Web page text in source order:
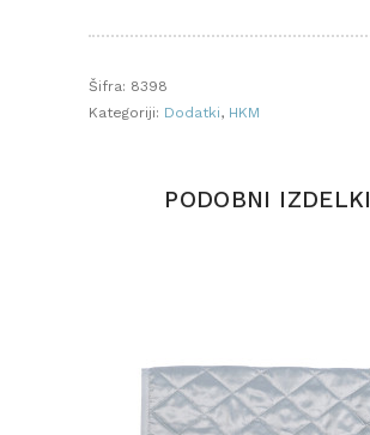
količina
Šifra: 8398
Kategoriji: Dodatki, HKM
PODOBNI IZDELKI